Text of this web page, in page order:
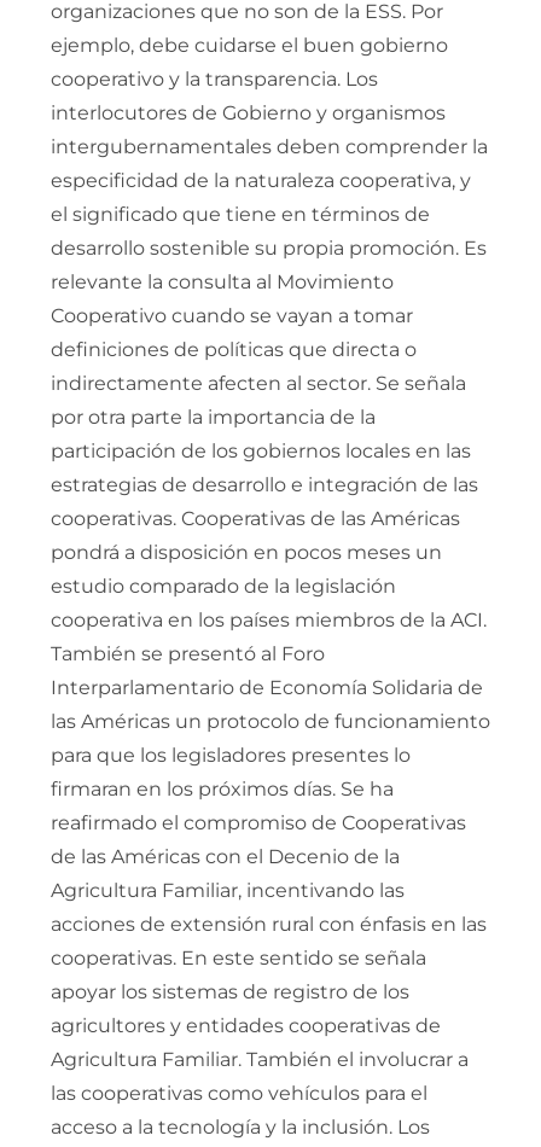
organizaciones que no son de la ESS. Por
ejemplo, debe cuidarse el buen gobierno
cooperativo y la transparencia. Los
interlocutores de Gobierno y organismos
intergubernamentales deben comprender la
especificidad de la naturaleza cooperativa, y
el significado que tiene en términos de
desarrollo sostenible su propia promoción. Es
relevante la consulta al Movimiento
Cooperativo cuando se vayan a tomar
definiciones de políticas que directa o
indirectamente afecten al sector. Se señala
por otra parte la importancia de la
participación de los gobiernos locales en las
estrategias de desarrollo e integración de las
cooperativas. Cooperativas de las Américas
pondrá a disposición en pocos meses un
estudio comparado de la legislación
cooperativa en los países miembros de la ACI.
También se presentó al Foro
Interparlamentario de Economía Solidaria de
las Américas un protocolo de funcionamiento
para que los legisladores presentes lo
firmaran en los próximos días. Se ha
reafirmado el compromiso de Cooperativas
de las Américas con el Decenio de la
Agricultura Familiar, incentivando las
acciones de extensión rural con énfasis en las
cooperativas. En este sentido se señala
apoyar los sistemas de registro de los
agricultores y entidades cooperativas de
Agricultura Familiar. También el involucrar a
las cooperativas como vehículos para el
acceso a la tecnología y la inclusión. Los